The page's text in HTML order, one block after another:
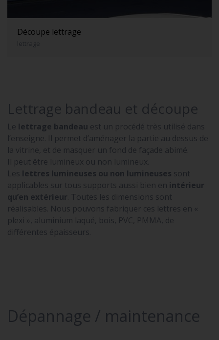
Découpe lettrage
lettrage
Lettrage bandeau et découpe
Le lettrage bandeau est un procédé très utilisé dans
l’enseigne. Il permet d’aménager la partie au dessus de
la vitrine, et de masquer un fond de façade abimé.
Il peut être lumineux ou non lumineux.
Les lettres lumineuses ou non lumineuses sont
applicables sur tous supports aussi bien en intérieur
qu’en extérieur. Toutes les dimensions sont
réalisables. Nous pouvons fabriquer ces lettres en «
plexi », aluminium laqué, bois, PVC, PMMA, de
différentes épaisseurs.
Dépannage / maintenance